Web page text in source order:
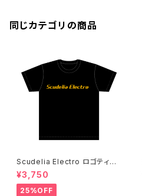
同じカテゴリの商品
Scudelia Electro ロゴティー
シャツ・半袖
¥3,750
25%OFF